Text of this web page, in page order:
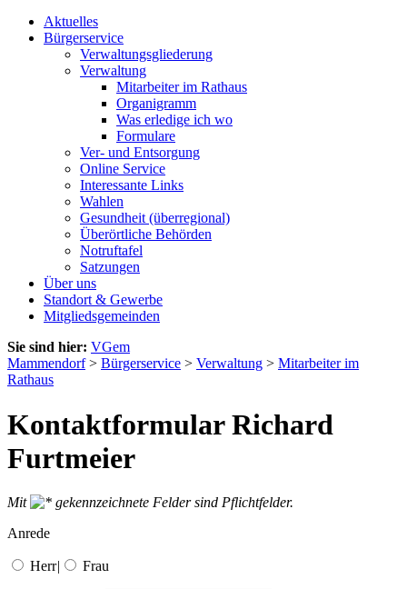
Aktuelles
Bürgerservice
Verwaltungsgliederung
Verwaltung
Mitarbeiter im Rathaus
Organigramm
Was erledige ich wo
Formulare
Ver- und Entsorgung
Online Service
Interessante Links
Wahlen
Gesundheit (überregional)
Überörtliche Behörden
Notruftafel
Satzungen
Über uns
Standort & Gewerbe
Mitgliedsgemeinden
Sie sind hier: VGem
Mammendorf> Bürgerservice > Verwaltung > Mitarbeiter im
Rathaus
Kontaktformular Richard
Furtmeier
Mit
gekennzeichnete Felder sind Pflichtfelder.
Anrede
Herr| Frau